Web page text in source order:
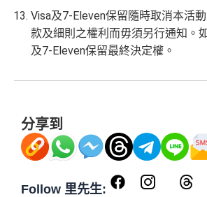
Visa及7-Eleven保留隨時取消本活
款及細則之權利而毋須另行通知。
及7-Eleven保留最終決定權。
分享到
Follow 里先生: